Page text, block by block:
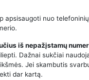
apsisaugoti nuo
iš nepažįstamų
Dažnai sukčiai
Jei skambutis
dar kartą.